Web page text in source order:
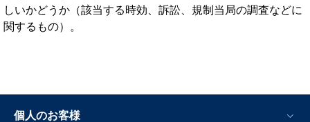
しいかどうか（該当する時効、訴訟、規制当局の調査などに
関するもの）。
個人のお客様